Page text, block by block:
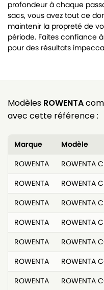
profondeur à chaque
sacs, vous avez tout ce
maintenir la propreté de
période. Faites confiance
pour des résultats
Modèles ROWENTA
avec cette référence :
Marque
Modèle
ROWENTA
ROWENTA
ROWENTA
ROWENTA
ROWENTA
ROWENTA
ROWENTA
ROWENTA
ROWENTA
ROWENTA
ROWENTA
ROWENTA
ROWENTA
ROWENTA